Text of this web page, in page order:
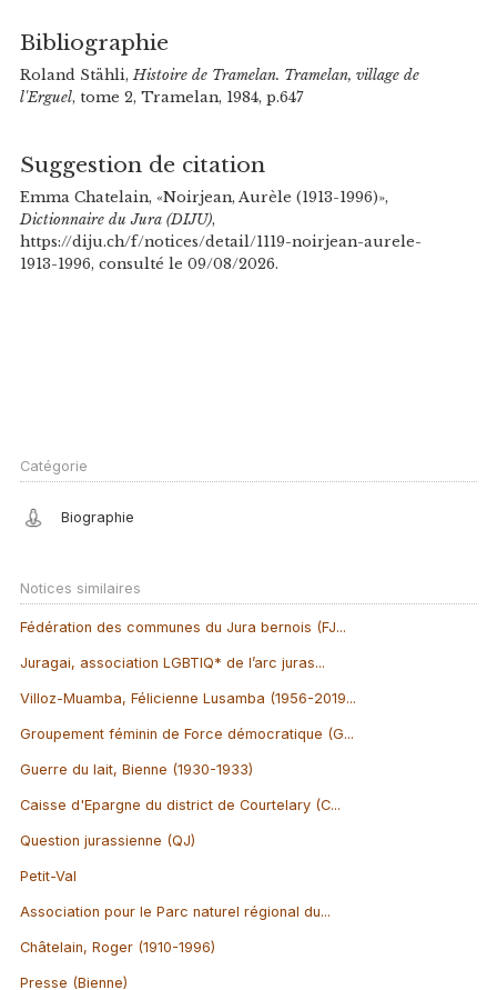
Bibliographie
Roland Stähli,Histoire de Tramelan. Tramelan, village de
l'Erguel, tome 2, Tramelan, 1984, p.647
Suggestion de citation
Emma Chatelain, «Noirjean, Aurèle (1913-1996)»,
Dictionnaire du Jura (DIJU),
https://diju.ch/f/notices/detail/1119-noirjean-aurele-
1913-1996, consulté le 09/08/2026.
Catégorie
Biographie
Notices similaires
Fédération des communes du Jura bernois (FJ...
Juragai, association LGBTIQ* de l’arc juras...
Villoz-Muamba, Félicienne Lusamba (1956-2019...
Groupement féminin de Force démocratique (G...
Guerre du lait, Bienne (1930-1933)
Caisse d'Epargne du district de Courtelary (C...
Question jurassienne (QJ)
Petit-Val
Association pour le Parc naturel régional du...
Châtelain, Roger (1910-1996)
Presse (Bienne)